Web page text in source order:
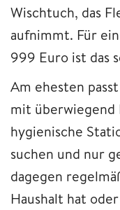
Wischtuch, das
aufnimmt. Für
999 Euro ist das
Am ehesten
mit überwiegend
hygienische
suchen und nur
dagegen
Haushalt hat